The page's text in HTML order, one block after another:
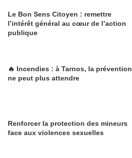
Le Bon Sens Citoyen : remettre
l’intérêt général au cœur de l’action
publique
🔥 Incendies : à Tarnos, la prévention
ne peut plus attendre
Renforcer la protection des mineurs
face aux violences sexuelles